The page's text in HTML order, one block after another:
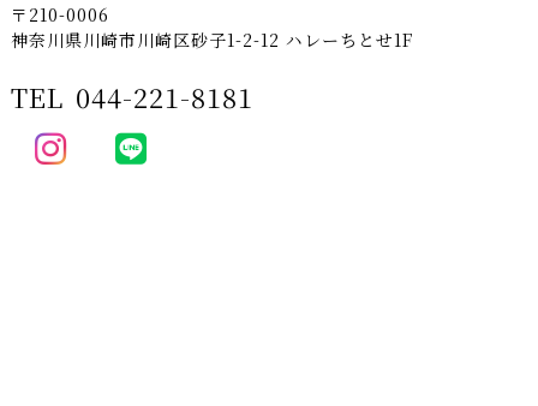
〒210-0006
神奈川県川崎市川崎区砂子1-2-12 ハレーちとせ1F
TEL 044-221-8181